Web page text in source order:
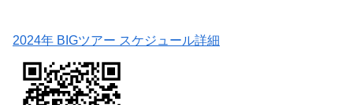
2024年 BIGツアー スケジュール詳細